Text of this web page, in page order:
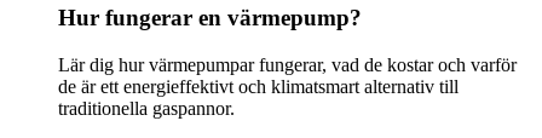
Hur fungerar en värmepump?
Lär dig hur värmepumpar fungerar, vad de kostar och varför
de är ett energieffektivt och klimatsmart alternativ till
traditionella gaspannor.